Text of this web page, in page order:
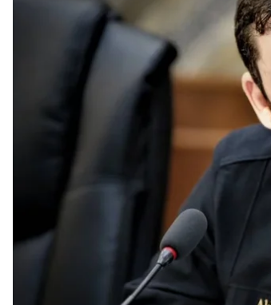
Служба безопасности сообщила о
Магомеду Даудову за причастность
Об этом сообщили
СБУ и Офис
Даудов входит в ближайшее
по ведению агрессивной войны
По данным следствия, Даудов с мая
имеющихся военных
против Украины. Он организовал
городков на территории поселка
дислокации новых боевых единиц.